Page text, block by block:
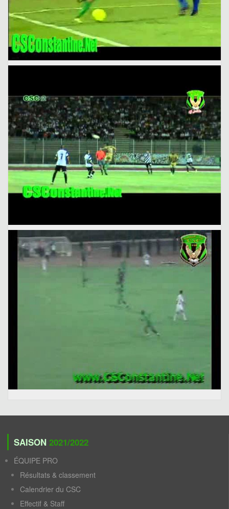
SAISON 2021/2022
ÉQUIPE PRO
Résultats & classement
Calendrier du CSC
Effectif & Staff